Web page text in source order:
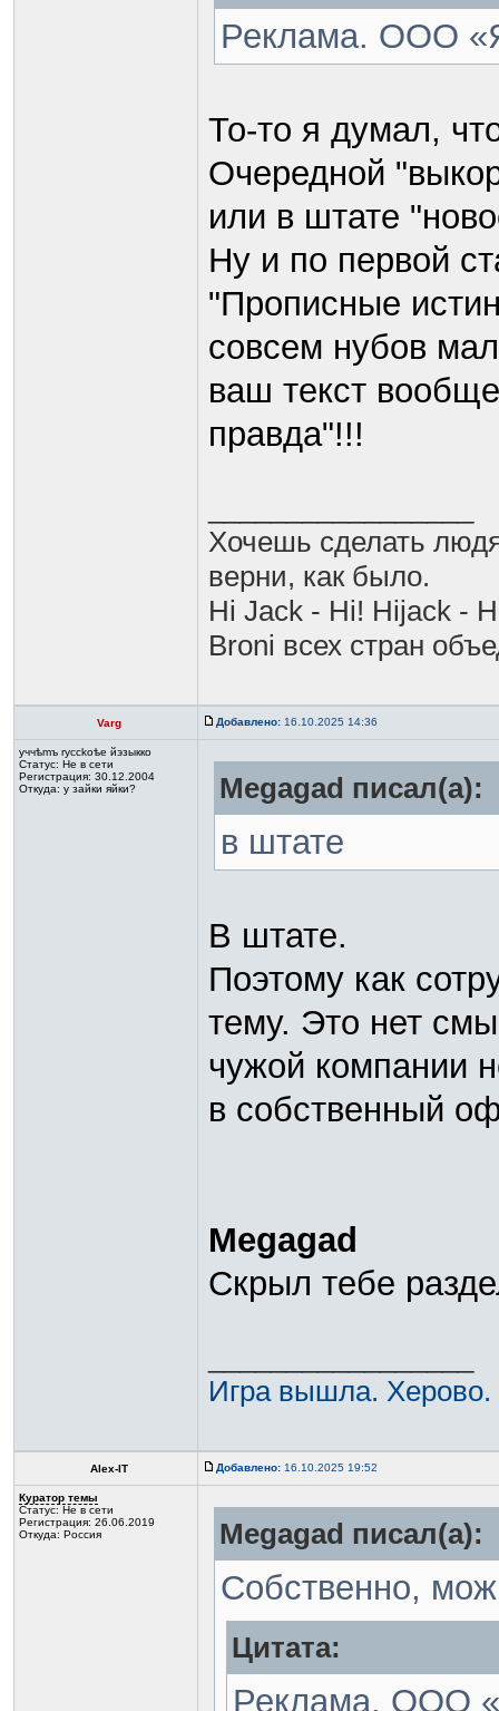
Реклама. ООО
То-то я думал,
Очередной
или в штате
Ну и по первой
"Прописные
совсем нубов
ваш текст
правда"!!!
Хочешь сделать
верни, как было.
Hi Jack - Hi! Hijack -
Broni всех стран
Varg Добавлено: 16.10.2025 14:36
yччѣmъ rycckoѣе йэзыккo
Статус: Не в сети
Регистрация: 30.12.2004
Откуда: у зайки яйки?
Megagad писал(а):
в штате
В штате.
Поэтому как
тему. Это нет
чужой компании
в собственный
Megagad
Скрыл тебе
Игра вышла. Херово.
Alex-IT Добавлено: 16.10.2025 19:52
Куратор темы
Статус: Не в сети
Регистрация: 26.06.2019
Откуда: Россия
Megagad писал(а):
Собственно,
Цитата:
Реклама. ООО